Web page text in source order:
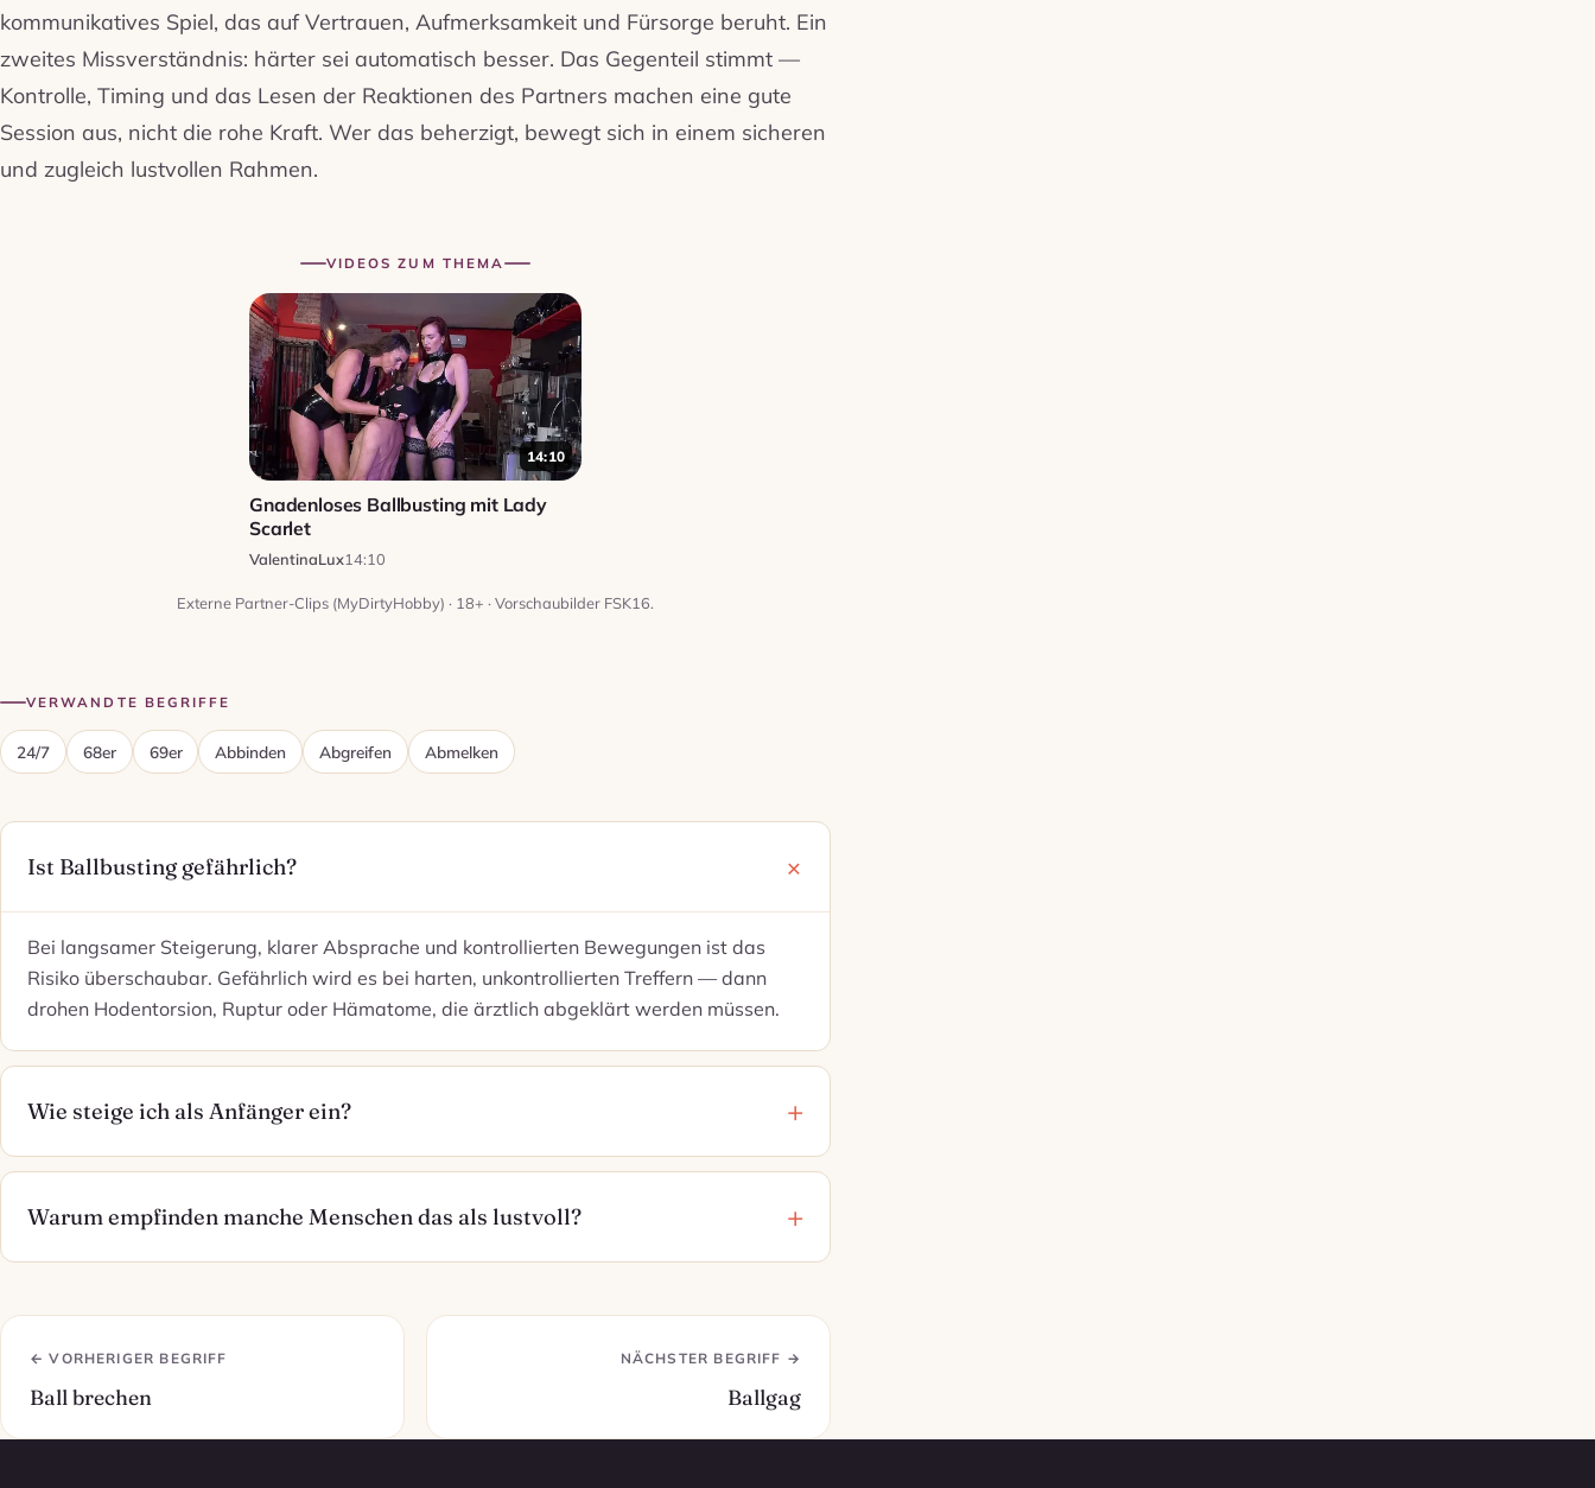
kommunikatives Spiel, das auf Vertrauen, Aufmerksamkeit und Fürsorge beruht. Ein
zweites Missverständnis: härter sei automatisch besser. Das Gegenteil stimmt —
Kontrolle, Timing und das Lesen der Reaktionen des Partners machen eine gute
Session aus, nicht die rohe Kraft. Wer das beherzigt, bewegt sich in einem sicheren
und zugleich lustvollen Rahmen.
VIDEOS ZUM THEMA
14:10
Gnadenloses Ballbusting mit Lady
Scarlet
ValentinaLux14:10
Externe Partner-Clips (MyDirtyHobby) · 18+ · Vorschaubilder FSK16.
VERWANDTE BEGRIFFE
24/7 68er 69er Abbinden Abgreifen Abmelken
Ist Ballbusting gefährlich?
Bei langsamer Steigerung, klarer Absprache und kontrollierten Bewegungen ist das
Risiko überschaubar. Gefährlich wird es bei harten, unkontrollierten Treffern — dann
drohen Hodentorsion, Ruptur oder Hämatome, die ärztlich abgeklärt werden müssen.
Wie steige ich als Anfänger ein?
Warum empfinden manche Menschen das als lustvoll?
← VORHERIGER BEGRIFF
Ball brechen
NÄCHSTER BEGRIFF →
Ballgag